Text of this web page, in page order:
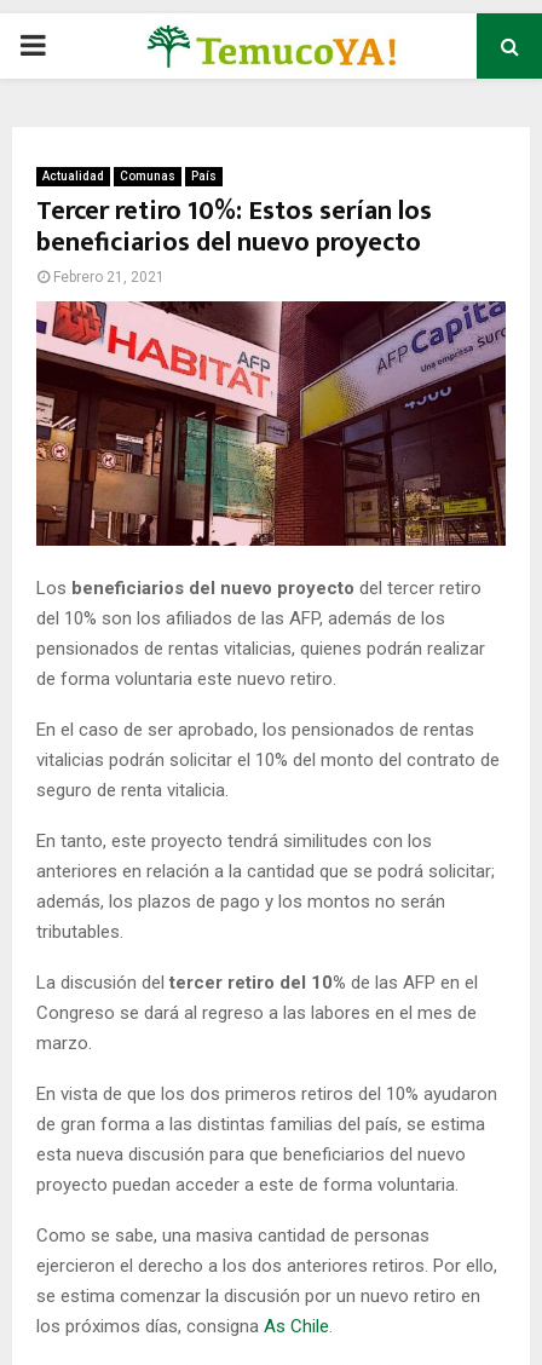
P
M
A
Y
M
N
Actualidad Comunas País
Tercer retiro 10%: Estos serían los
beneficiarios del nuevo proyecto
Febrero 21, 2021
Los beneficiarios del nuevo proyecto del tercer retiro
del 10% son los afiliados de las AFP, además de los
pensionados de rentas vitalicias, quienes podrán realizar
de forma voluntaria este nuevo retiro.
En el caso de ser aprobado, los pensionados de rentas
vitalicias podrán solicitar el 10% del monto del contrato de
seguro de renta vitalicia.
En tanto, este proyecto tendrá similitudes con los
anteriores en relación a la cantidad que se podrá solicitar;
además, los plazos de pago y los montos no serán
tributables.
La discusión del tercer retiro del 10% de las AFP en el
Congreso se dará al regreso a las labores en el mes de
marzo.
En vista de que los dos primeros retiros del 10% ayudaron
de gran forma a las distintas familias del país, se estima
esta nueva discusión para que beneficiarios del nuevo
proyecto puedan acceder a este de forma voluntaria.
Como se sabe, una masiva cantidad de personas
ejercieron el derecho a los dos anteriores retiros. Por ello,
se estima comenzar la discusión por un nuevo retiro en
los próximos días, consigna As Chile.